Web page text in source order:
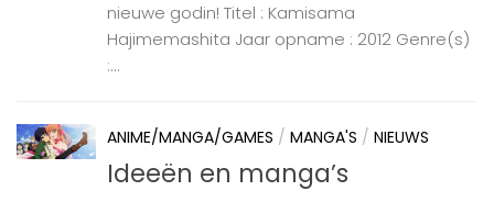
nieuwe godin! Titel : Kamisama
Hajimemashita Jaar opname : 2012 Genre(s)
:...
ANIME/MANGA/GAMES / MANGA'S / NIEUWS
Ideeën en manga’s